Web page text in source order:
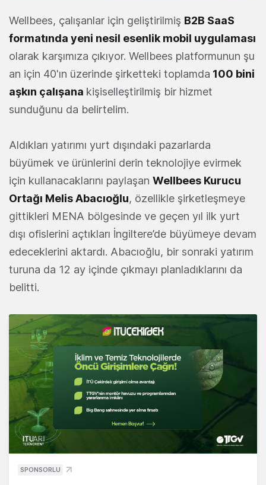
Wellbees, çalışanlar için geliştirilmiş B2B SaaS
formatında yeni nesil esenlik mobil uygulaması
olarak karşımıza çıkıyor. Wellbees platformunun şu
an için 40'ın üzerinde şirketteki toplamda 100 bini
aşkın çalışana kişiselleştirilmiş bir hizmet
sunduğunu da belirtelim.
Aldıkları yatırımı yurt dışındaki pazarlarda
büyümek ve ürünlerini derin teknolojiye evirmek
için kullanacaklarını paylaşan Wellbees Kurucu
Ortağı Melis Abacıoğlu, özellikle şirketleşmeye
gittikleri MENA bölgesinde ve geçen yıl ilk yurt
dışı ofislerini açtıkları İngiltere’de büyümeye devam
edeceklerini aktardı. Abacıoğlu, bir sonraki yatırım
turuna da 12 ay içinde çıkmayı planladıklarını da
belitti.
SPONSORLU